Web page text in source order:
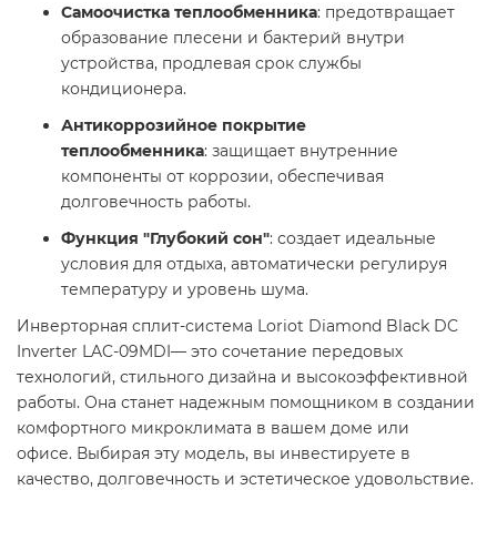
Самоочистка теплообменника: предотвращает
образование плесени и бактерий внутри
устройства, продлевая срок службы
кондиционера.​
Антикоррозийное покрытие
теплообменника: защищает внутренние
компоненты от коррозии, обеспечивая
долговечность работы.​
Функция "Глубокий сон": создает идеальные
условия для отдыха, автоматически регулируя
температуру и уровень шума.​
Инверторная сплит-система Loriot Diamond Black DC
Inverter LAC-09MDI— это сочетание передовых
технологий, стильного дизайна и высокоэффективной
работы. Она станет надежным помощником в создании
комфортного микроклимата в вашем доме или
офисе. Выбирая эту модель, вы инвестируете в
качество, долговечность и эстетическое удовольствие. ​